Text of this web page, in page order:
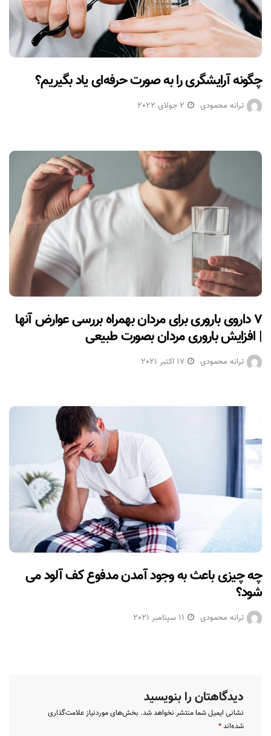
چگونه آرایشگری را به صورت حرفه‌ای یاد بگیریم؟
ترانه محمودی 2 جولای 2022
۷ داروی باروری برای مردان بهمراه بررسی عوارض آنها
| افزایش باروری مردان بصورت طبیعی
ترانه محمودی 17 اکتبر 2021
چه چیزی باعث به وجود آمدن مدفوع کف آلود می
شود؟
ترانه محمودی 11 سپتامبر 2021
دیدگاهتان را بنویسید
نشانی ایمیل شما منتشر نخواهد شد. بخش‌های موردنیاز علامت‌گذاری
شده‌اند*